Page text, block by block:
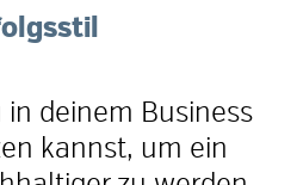
in deinem Business
kannst, um ein